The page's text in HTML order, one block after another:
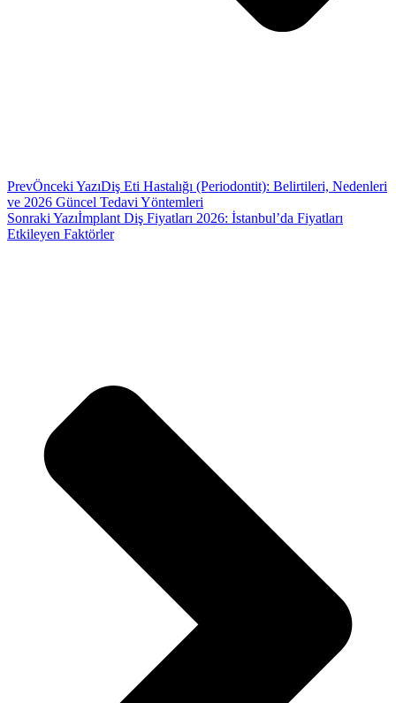
PrevÖnceki YazıDiş Eti Hastalığı (Periodontit): Belirtileri, Nedenleri
ve 2026 Güncel Tedavi Yöntemleri
Sonraki Yazıİmplant Diş Fiyatları 2026: İstanbul’da Fiyatları
Etkileyen Faktörler